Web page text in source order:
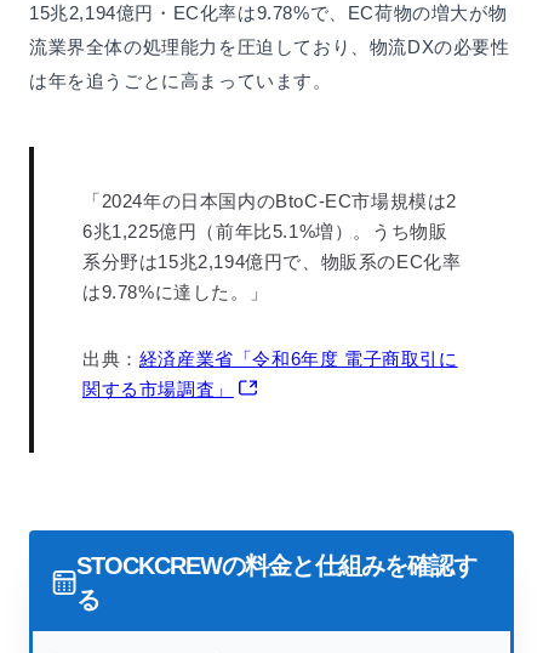
15兆2,194億円・EC化率は9.78%で、EC荷物の増大が物
流業界全体の処理能力を圧迫しており、物流DXの必要性
は年を追うごとに高まっています。
「2024年の日本国内のBtoC-EC市場規模は2
6兆1,225億円（前年比5.1%増）。うち物販
系分野は15兆2,194億円で、物販系のEC化率
は9.78%に達した。」
出典： 経済産業省「令和6年度 電子商取引に
関する市場調査」
STOCKCREWの料金と仕組みを確認す
る